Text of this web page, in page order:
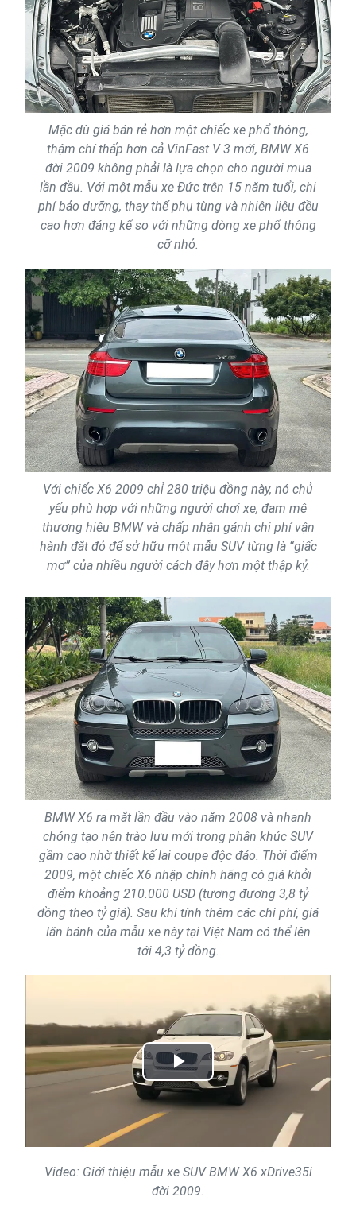
Mặc dù giá bán rẻ hơn một chiếc xe phổ thông,
thậm chí thấp hơn cả VinFast V 3 mới, BMW X6
đời 2009 không phải là lựa chọn cho người mua
lần đầu. Với một mẫu xe Đức trên 15 năm tuổi, chi
phí bảo dưỡng, thay thế phụ tùng và nhiên liệu đều
cao hơn đáng kể so với những dòng xe phổ thông
cỡ nhỏ.
Với chiếc X6 2009 chỉ 280 triệu đồng này, nó chủ
yếu phù hợp với những người chơi xe, đam mê
thương hiệu BMW và chấp nhận gánh chi phí vận
hành đắt đỏ để sở hữu một mẫu SUV từng là “giấc
mơ” của nhiều người cách đây hơn một thập kỷ.
BMW X6 ra mắt lần đầu vào năm 2008 và nhanh
chóng tạo nên trào lưu mới trong phân khúc SUV
gầm cao nhờ thiết kế lai coupe độc đáo. Thời điểm
2009, một chiếc X6 nhập chính hãng có giá khởi
điểm khoảng 210.000 USD (tương đương 3,8 tỷ
đồng theo tỷ giá). Sau khi tính thêm các chi phí, giá
lăn bánh của mẫu xe này tại Việt Nam có thể lên
tới 4,3 tỷ đồng.
Play
Video
Video: Giới thiệu mẫu xe SUV BMW X6 xDrive35i
đời 2009.